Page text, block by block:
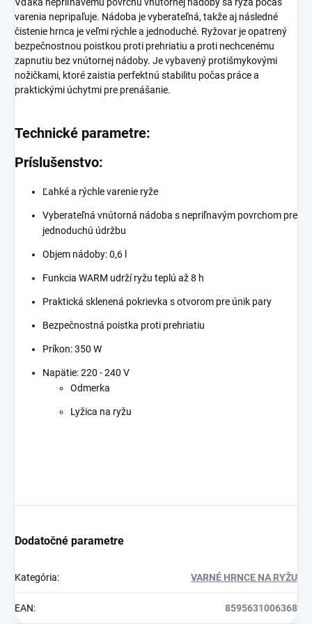
varenia nepripaľuje. Nádoba je vyberateľná, takže aj následné
čistenie hrnca je veľmi rýchle a jednoduché. Ryžovar je opatrený
bezpečnostnou poistkou proti prehriatiu a proti nechcenému
zapnutiu bez vnútornej nádoby. Je vybavený protišmykovými
nožičkami, ktoré zaistia perfektnú stabilitu počas práce a
praktickými úchytmi pre prenášanie.
Technické parametre:
Príslušenstvo:
Ľahké a rýchle varenie ryže
Vyberateľná vnútorná nádoba s nepriľnavým povrchom pre
jednoduchú údržbu
Objem nádoby: 0,6 l
Funkcia WARM udrží ryžu teplú až 8 h
Praktická sklenená pokrievka s otvorom pre únik pary
Bezpečnostná poistka proti prehriatiu
Príkon: 350 W
Napätie: 220 - 240 V
Odmerka
Lyžica na ryžu
Dodatočné parametre
Kategória: VARNÉ HRNCE NA RYŽU
EAN: 8595631006368